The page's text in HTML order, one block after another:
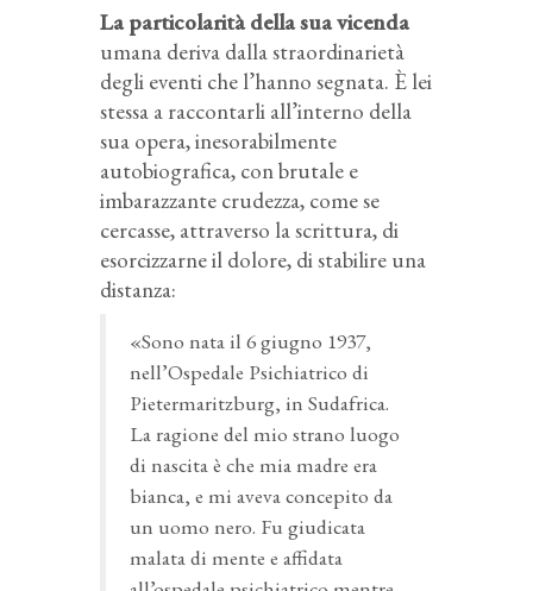
La particolarità della sua vicenda
umana deriva dalla straordinarietà
degli eventi che l’hanno segnata. È lei
stessa a raccontarli all’interno della
sua opera, inesorabilmente
autobiografica, con brutale e
imbarazzante crudezza, come se
cercasse, attraverso la scrittura, di
esorcizzarne il dolore, di stabilire una
distanza:
«Sono nata il 6 giugno 1937,
nell’Ospedale Psichiatrico di
Pietermaritzburg, in Sudafrica.
La ragione del mio strano luogo
di nascita è che mia madre era
bianca, e mi aveva concepito da
un uomo nero. Fu giudicata
malata di mente e affidata